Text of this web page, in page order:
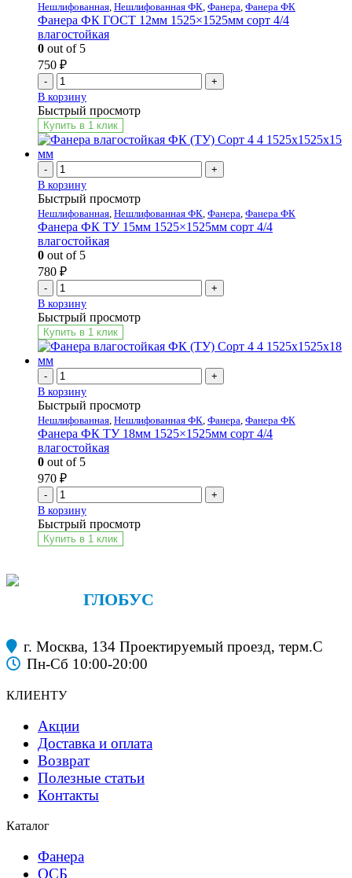
Нешлифованная, Нешлифованная ФК, Фанера, Фанера ФК
Фанера ФК ГОСТ 12мм 1525×1525мм сорт 4/4
влагостойкая
0 out of 5
750 ₽
-
+
В корзину
Быстрый просмотр
Купить в 1 клик
-
+
В корзину
Быстрый просмотр
Нешлифованная, Нешлифованная ФК, Фанера, Фанера ФК
Фанера ФК ТУ 15мм 1525×1525мм сорт 4/4
влагостойкая
0 out of 5
780 ₽
-
+
В корзину
Быстрый просмотр
Купить в 1 клик
-
+
В корзину
Быстрый просмотр
Нешлифованная, Нешлифованная ФК, Фанера, Фанера ФК
Фанера ФК ТУ 18мм 1525×1525мм сорт 4/4
влагостойкая
0 out of 5
970 ₽
-
+
В корзину
Быстрый просмотр
Купить в 1 клик
ГЛОБУС
г. Москва, 134 Проектируемый проезд, терм.С
Пн-Сб 10:00-20:00
КЛИЕНТУ
Акции
Доставка и оплата
Возврат
Полезные статьи
Контакты
Каталог
Фанера
ОСБ